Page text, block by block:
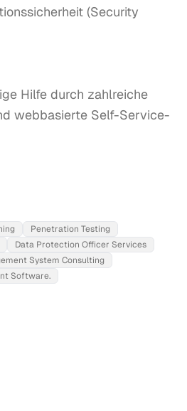
(Security
Hilfe durch zahlreiche
webbasierte Self-Service-
Penetration Testing
Data Protection Officer Services
System Consulting
Software.